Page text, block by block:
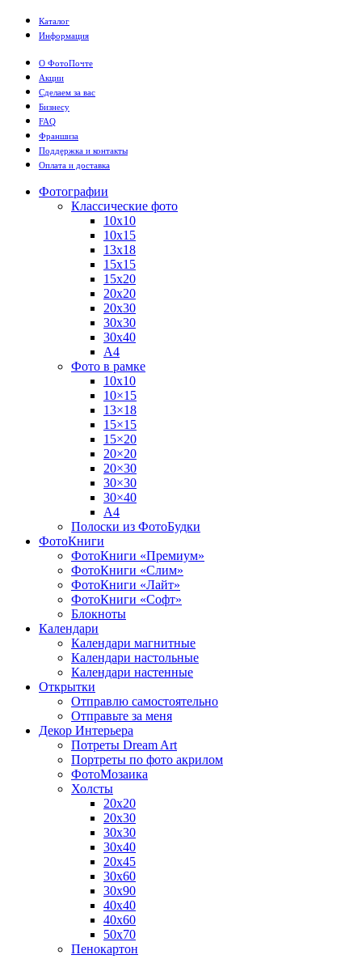
Каталог
Информация
О ФотоПочте
Акции
Сделаем за вас
Бизнесу
FAQ
Франшиза
Поддержка и контакты
Оплата и доставка
Фотографии
Классические фото
10х10
10х15
13х18
15х15
15х20
20х20
20х30
30х30
30х40
А4
Фото в рамке
10х10
10×15
13×18
15×15
15×20
20×20
20×30
30×30
30×40
A4
Полоски из ФотоБудки
ФотоКниги
ФотоКниги «Премиум»
ФотоКниги «Слим»
ФотоКниги «Лайт»
ФотоКниги «Софт»
Блокноты
Календари
Календари магнитные
Календари настольные
Календари настенные
Открытки
Отправлю самостоятельно
Отправьте за меня
Декор Интерьера
Потреты Dream Art
Портреты по фото акрилом
ФотоМозаика
Холсты
20х20
20х30
30х30
30х40
20х45
30х60
30х90
40х40
40х60
50х70
Пенокартон